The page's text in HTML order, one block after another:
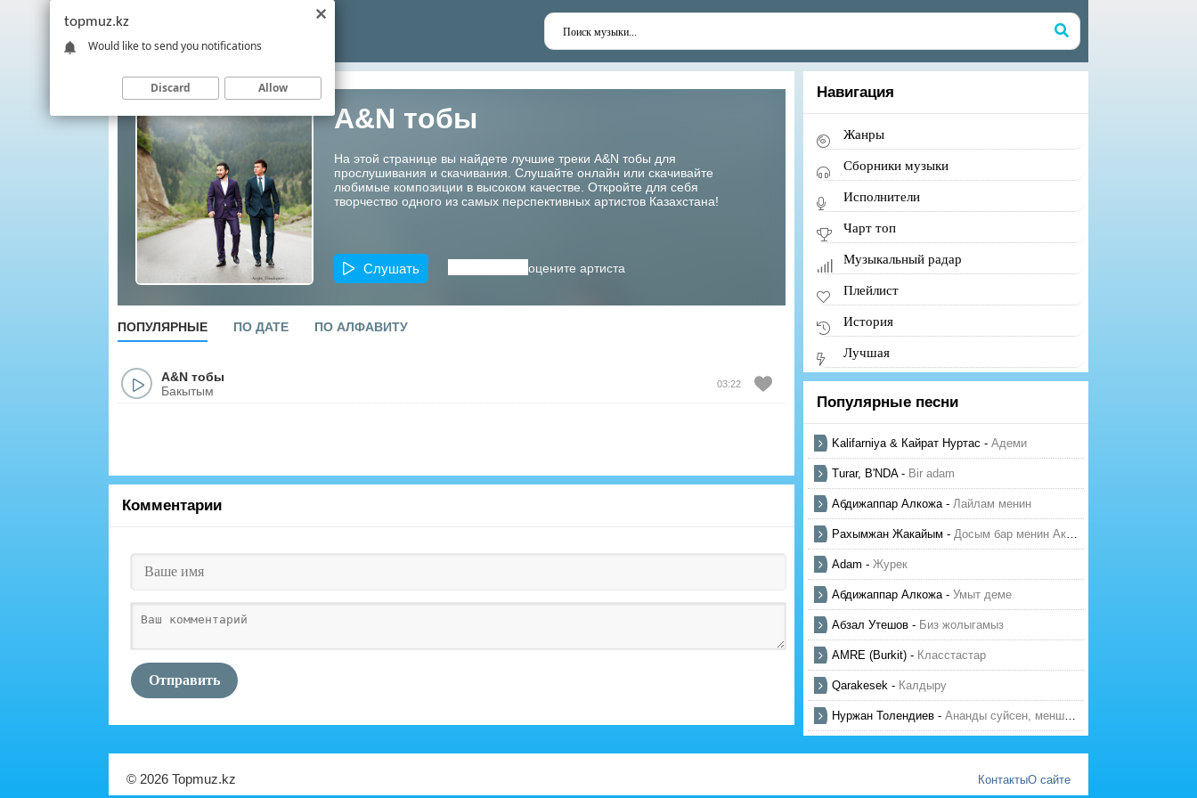
A&N тобы
На этой странице вы найдете лучшие треки A&N тобы для
прослушивания и скачивания. Слушайте онлайн или скачивайте
любимые композиции в высоком качестве. Откройте для себя
творчество одного из самых перспективных артистов Казахстана!
Слушать оцените артиста
ПОПУЛЯРНЫЕ ПО ДАТЕ ПО АЛФАВИТУ
A&N тобы
Бакытым
03:22
Комментарии
Отправить
Навигация
Жанры
Сборники музыки
Исполнители
Чарт топ
Музыкальный радар
Плейлист
История
Лучшая
Популярные песни
Kalifarniya & Кайрат Нуртас - Адеми
Turar, B'NDA- Bir adam
Абдижаппар Алкожа- Лайлам менин
Рахымжан Жакайым - Досым бар менин Актауда
Adam - Журек
Абдижаппар Алкожа- Умыт деме
Абзал Утешов - Биз жолыгамыз
AMRE (Burkit) - Класстастар
Qarakesek - Калдыру
Нуржан Толендиев - Ананды суйсен, менше суй
© 2026 Topmuz.kz КонтактыО сайте
topmuz.kz
Would like to send you notifications
Discard Allow